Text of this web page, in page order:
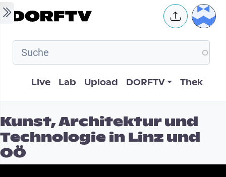
Skip to main content User
Hauptnavigation
Live Lab Upload DORFTV Thek
Kunst, Architektur und
Technologie in Linz und
OÖ